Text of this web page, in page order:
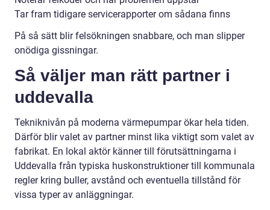
Tar fram tidigare servicerapporter om sådana finns
På så sätt blir felsökningen snabbare, och man slipper
onödiga gissningar.
Så väljer man rätt partner i
uddevalla
Tekniknivån på moderna värmepumpar ökar hela tiden.
Därför blir valet av partner minst lika viktigt som valet av
fabrikat. En lokal aktör känner till förutsättningarna i
Uddevalla från typiska huskonstruktioner till kommunala
regler kring buller, avstånd och eventuella tillstånd för
vissa typer av anläggningar.